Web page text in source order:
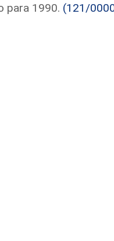
para 1990. (121/